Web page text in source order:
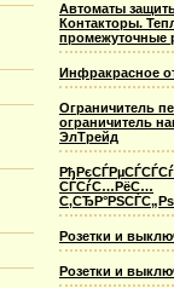
Автоматы
Контакторы.
промежуточные
Инфракрасное
Ограничитель
ограничитель
ЭлТрейд
СЃСѓС…РёС…
Розетки и
Розетки и